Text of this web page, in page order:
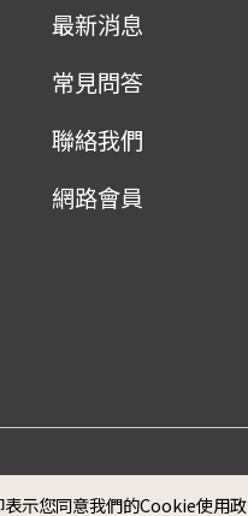
示您同意我們的Cookie使用
最新消息
常見問答
聯絡我們
網路會員
政府網站資